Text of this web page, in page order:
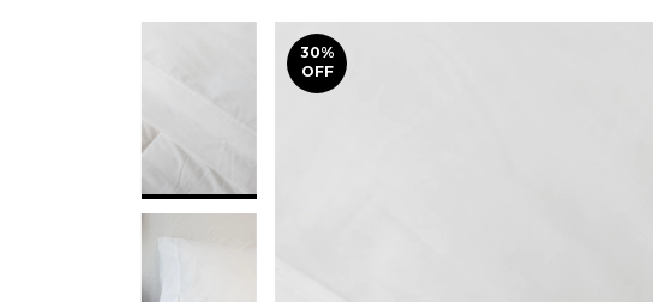
30%
OFF